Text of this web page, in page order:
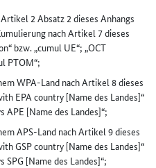
2 Absatz 2 dieses Anhangs
nach Artikel 7 dieses
bzw. „cumul UE“; „OCT
PTOM“;
WPA-Land nach Artikel 8 dieses
EPA country [Name des Landes]“
APE [Name des Landes]“;
APS-Land nach Artikel 9 dieses
GSP country [Name des Landes]“
SPG [Name des Landes]“;